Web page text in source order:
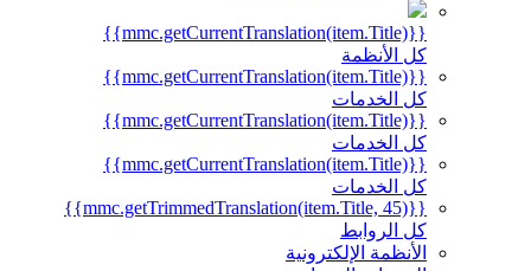
{{mmc.getCurrentTranslation(item.Title)}}
كل الأنظمة
{{mmc.getCurrentTranslation(item.Title)}}
كل الخدمات
{{mmc.getCurrentTranslation(item.Title)}}
كل الخدمات
{{mmc.getCurrentTranslation(item.Title)}}
كل الخدمات
{{mmc.getTrimmedTranslation(item.Title, 45)}}
كل الروابط
الأنظمة الإلكترونية